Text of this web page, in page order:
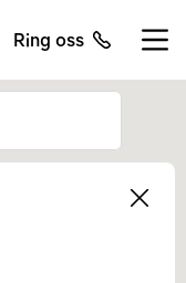
Ring oss
Left